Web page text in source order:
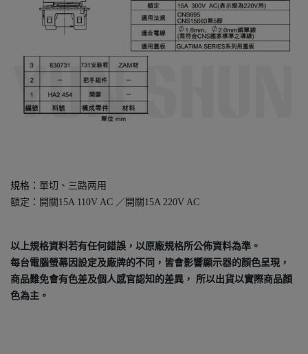
規格： 單切、三路两用
額定：開關15A 110V AC ／開關15A 220V AC
以上規格資料若有任何錯誤，以原廠規格所公佈資料為準。
每台電腦螢幕因設定及廠牌的不同，皆會影響顯示器的顏色呈現，
商品難免會有色差及個人感官認知的差異， 所以出貨以實際商品顏
色為主。